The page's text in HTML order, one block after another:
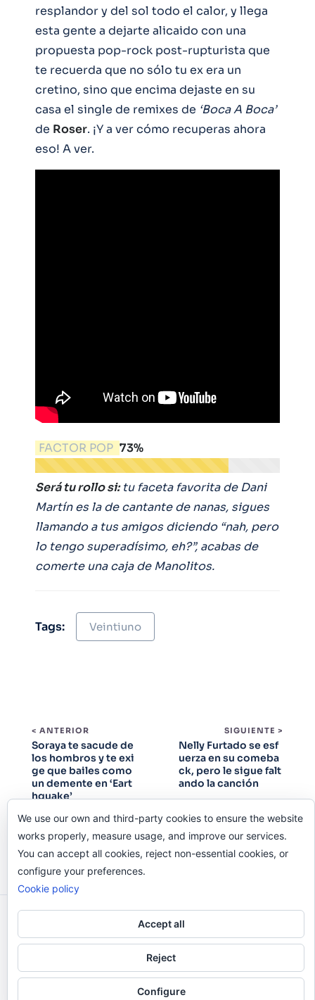
resplandor y del sol todo el calor, y llega
esta gente a dejarte alicaido con una
propuesta pop-rock post-rupturista que
te recuerda que no sólo tu ex era un
cretino, sino que encima dejaste en su
casa el single de remixes de ‘Boca A Boca’
de Roser. ¡Y a ver cómo recuperas ahora
eso! A ver.
FACTOR POP 73%
Será tu rollo si:tu faceta favorita de Dani
Martín es la de cantante de nanas, sigues
llamando a tus amigos diciendo “nah, pero
lo tengo superadísimo, eh?”, acabas de
comerte una caja de Manolitos.
Tags: Veintiuno
< ANTERIOR
Soraya te sacude de
los hombros y te exi
ge que bailes como
un demente en ‘Eart
hquake’
SIGUIENTE >
Nelly Furtado se esf
uerza en su comeba
ck, pero le sigue falt
ando la canción
Odi O'Malley © 2016-2025. Todos Los Derechos
Reservados.
We use our own and third-party cookies to ensure the website
works properly, measure usage, and improve our services.
You can accept all cookies, reject non-essential cookies, or
configure your preferences.
Cookie policy
Accept all
Reject
Configure